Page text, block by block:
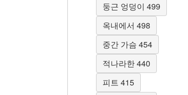
둥근 엉덩이 499
옥내에서 498
중간 가슴 454
적나라한 440
피트 415